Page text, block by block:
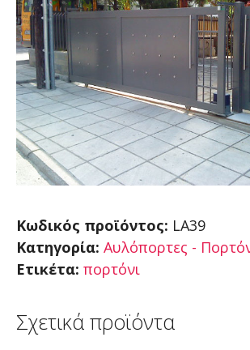
Κωδικός προϊόντος: LA39
Κατηγορία: Αυλόπορτες -
Ετικέτα: πορτόνι
Σχετικά προϊόντα